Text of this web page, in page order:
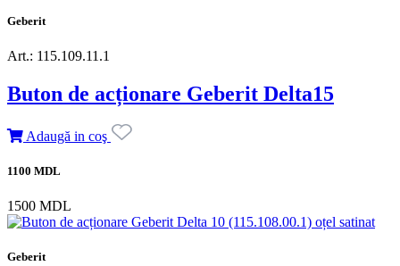
Geberit
Art.: 115.109.11.1
Buton de acționare Geberit Delta15
Adaugă in coş
1100 MDL
1500 MDL
Geberit